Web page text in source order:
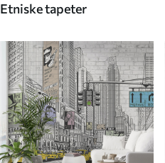
Etniske tapeter